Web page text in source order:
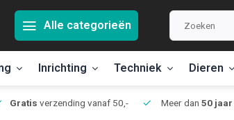
Alle categorieën
Inrichting Techniek Dieren
Gratis verzending vanaf 50,- Meer dan 50 jaar